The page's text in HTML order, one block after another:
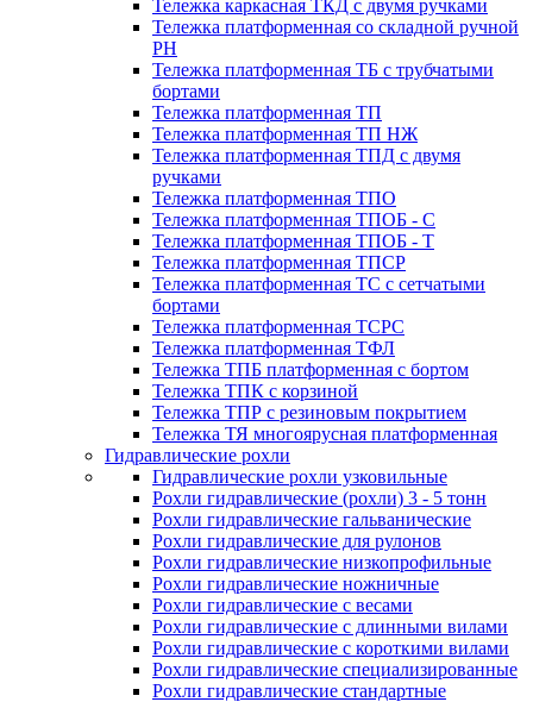
Тележка каркасная ТКД с двумя ручками
Тележка платформенная со складной ручной
PH
Тележка платформенная ТБ с трубчатыми
бортами
Тележка платформенная ТП
Тележка платформенная ТП НЖ
Тележка платформенная ТПД с двумя
ручками
Тележка платформенная ТПО
Тележка платформенная ТПОБ - С
Тележка платформенная ТПОБ - Т
Тележка платформенная ТПСР
Тележка платформенная ТС с сетчатыми
бортами
Тележка платформенная ТСРС
Тележка платформенная ТФЛ
Тележка ТПБ платформенная с бортом
Тележка ТПК с корзиной
Тележка ТПР с резиновым покрытием
Тележка ТЯ многоярусная платформенная
Гидравлические рохли
Гидравлические рохли узковильные
Рохли гидравлические (рохли) 3 - 5 тонн
Рохли гидравлические гальванические
Рохли гидравлические для рулонов
Рохли гидравлические низкопрофильные
Рохли гидравлические ножничные
Рохли гидравлические с весами
Рохли гидравлические с длинными вилами
Рохли гидравлические с короткими вилами
Рохли гидравлические специализированные
Рохли гидравлические стандартные